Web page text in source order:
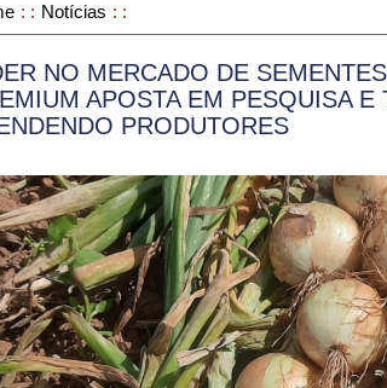
Notícias
NO MERCADO DE
APOSTA EM PESQUISA
PRODUTORES